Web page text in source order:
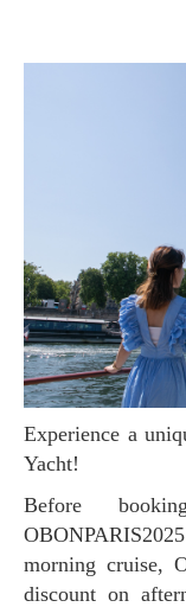
Experience a unique luxury private tour on Dolce Vita
Yacht!
Before booking payment, use the code
morning cruise,
discount on